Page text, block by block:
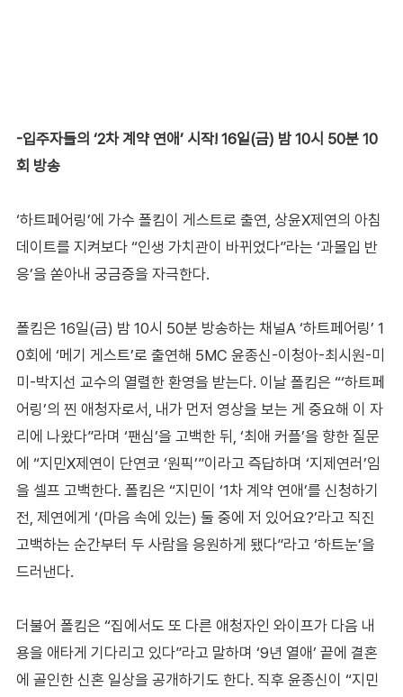
-입주자들의 ‘2차 계약 연애’ 시작! 16일(금) 밤 10시 50분 10
회 방송
‘하트페어링’에 가수 폴킴이 게스트로 출연, 상윤X제연의 아침
데이트를 지켜보다 “인생 가치관이 바뀌었다”라는 ‘과몰입 반
응’을 쏟아내 궁금증을 자극한다.
폴킴은 16일(금) 밤 10시 50분 방송하는 채널A ‘하트페어링’ 1
0회에 ‘메기 게스트’로 출연해 5MC 윤종신-이청아-최시원-미
미-박지선 교수의 열렬한 환영을 받는다. 이날 폴킴은 “‘하트페
어링’의 찐 애청자로서, 내가 먼저 영상을 보는 게 중요해 이 자
리에 나왔다”라며 ‘팬심’을 고백한 뒤, ‘최애 커플’을 향한 질문
에 “지민X제연이 단연코 ‘원픽’”이라고 즉답하며 ‘지제연러’임
을 셀프 고백한다. 폴킴은 “지민이 ‘1차 계약 연애’를 신청하기
전, 제연에게 ‘(마음 속에 있는) 둘 중에 저 있어요?’라고 직진
고백하는 순간부터 두 사람을 응원하게 됐다”라고 ‘하트눈’을
드러낸다.
더불어 폴킴은 “집에서도 또 다른 애청자인 와이프가 다음 내
용을 애타게 기다리고 있다”라고 말하며 ‘9년 열애’ 끝에 결혼
에 골인한 신혼 일상을 공개하기도 한다. 직후 윤종신이 “지민